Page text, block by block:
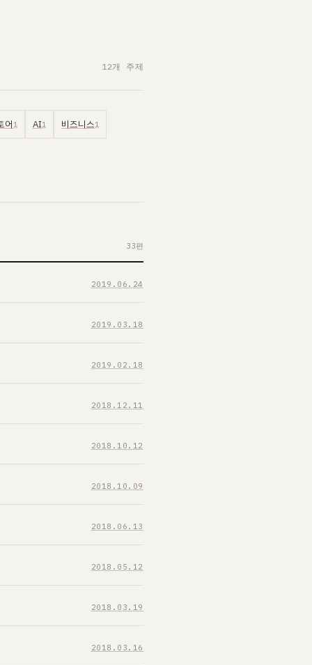
12개 주제
어 1 AI1 비즈니스1
33편
2019.06.24
2019.03.18
2019.02.18
2018.12.11
2018.10.12
2018.10.09
2018.06.13
2018.05.12
2018.03.19
2018.03.16